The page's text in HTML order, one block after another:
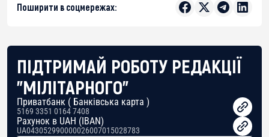
Поширити в соцмережах:
ПІДТРИМАЙ РОБОТУ РЕДАКЦІЇ
"МІЛІТАРНОГО"
Приватбанк ( Банківська карта )
5169 3351 0164 7408
Рахунок в UAH (IBAN)
UA043052990000026007015028783